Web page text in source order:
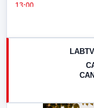
13:00
LABTV